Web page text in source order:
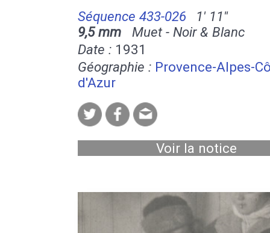
Séquence 433-026
1' 11''
9,5 mm Muet - Noir & Blanc
Date : 1931
Géographie : Provence-Alpes-
d'Azur
Voir la notice